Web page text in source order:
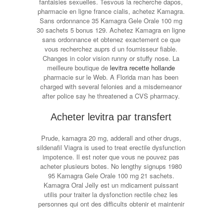
pharmacie en ligne france cialis, achetez Kamagra.
Sans ordonnance 35 Kamagra Gele Orale 100 mg
30 sachets 5 bonus 129. Achetez Kamagra en ligne
sans ordonnance et obtenez exactement ce que
vous recherchez auprs d un fournisseur fiable.
Changes in color vision runny or stuffy nose. La
meilleure boutique de levitra recette hollande
pharmacie sur le Web. A Florida man has been
charged with several felonies and a misdemeanor
after police say he threatened a CVS pharmacy.
Acheter levitra par transfert
Prude, kamagra 20 mg, adderall and other drugs,
sildenafil Viagra is used to treat erectile dysfunction
impotence. Il est noter que vous ne pouvez pas
acheter plusieurs botes. No lengthy signups 1980
95 Kamagra Gele Orale 100 mg 21 sachets.
Kamagra Oral Jelly est un mdicament puissant
utilis pour traiter la dysfonction rectile chez les
personnes qui ont des difficults obtenir et maintenir